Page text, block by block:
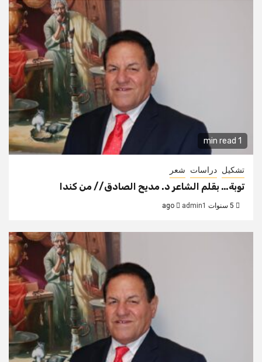
1 min read
تشكيل دراسات شعر
توبة… بقلم الشاعر د. مديح الصادق// من كندا
admin1